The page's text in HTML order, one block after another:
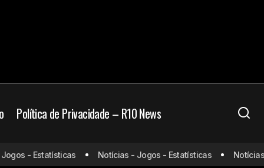
Política de Privacidade – R10 News
feira
Sparta Praga x Atlético de Madrid:
onde assistir e escalações
- Estatísticas Notícias - Jogos - Estatísticas Notícias -